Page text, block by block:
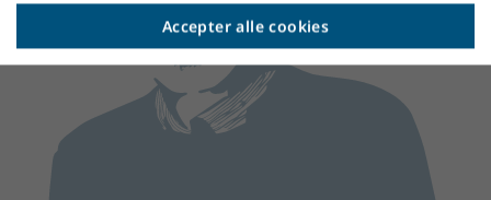
Accepter alle cookies